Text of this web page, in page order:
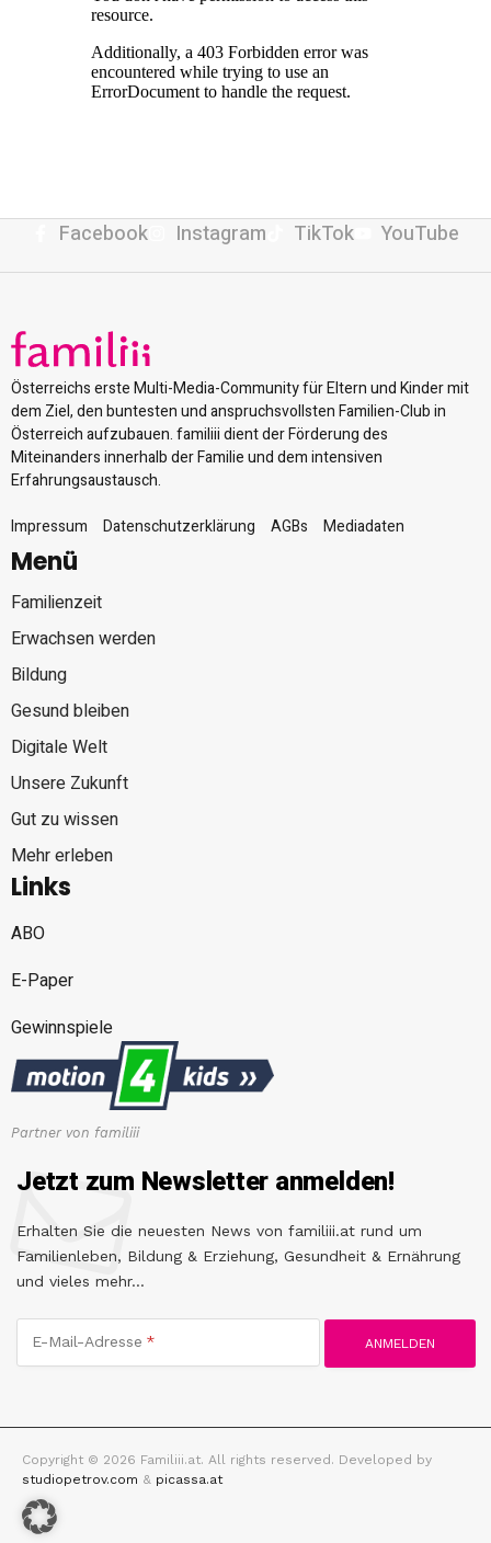
Facebook Instagram TikTok YouTube
Österreichs erste Multi-Media-Community für Eltern und Kinder mit
dem Ziel, den buntesten und anspruchsvollsten Familien-Club in
Österreich aufzubauen. familiii dient der Förderung des
Miteinanders innerhalb der Familie und dem intensiven
Erfahrungsaustausch.
Impressum
Datenschutzerklärung AGBs Mediadaten
Menü
Familienzeit
Erwachsen werden
Bildung
Gesund bleiben
Digitale Welt
Unsere Zukunft
Gut zu wissen
Mehr erleben
Links
ABO
E-Paper
Gewinnspiele
Partner von familiii
Jetzt zum Newsletter anmelden!
Erhalten Sie die neuesten News von familiii.at rund um
Familienleben, Bildung & Erziehung, Gesundheit & Ernährung
und vieles mehr...
E-Mail-Adresse
Copyright © 2026 Familiii.at. All rights reserved. Developed by
studiopetrov.com & picassa.at